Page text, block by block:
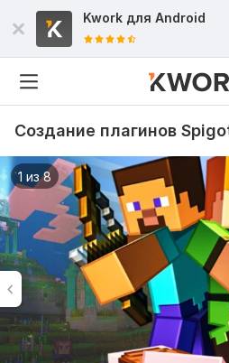
Kwork для Android
Создание плагинов
1 из 8